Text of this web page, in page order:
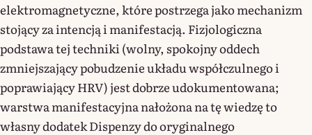
elektromagnetyczne, które postrzega jako mechanizm
stojący za intencją i manifestacją. Fizjologiczna
podstawa tej techniki (wolny, spokojny oddech
zmniejszający pobudzenie układu współczulnego i
poprawiający HRV) jest dobrze udokumentowana;
warstwa manifestacyjna nałożona na tę wiedzę to
własny dodatek Dispenzy do oryginalnego